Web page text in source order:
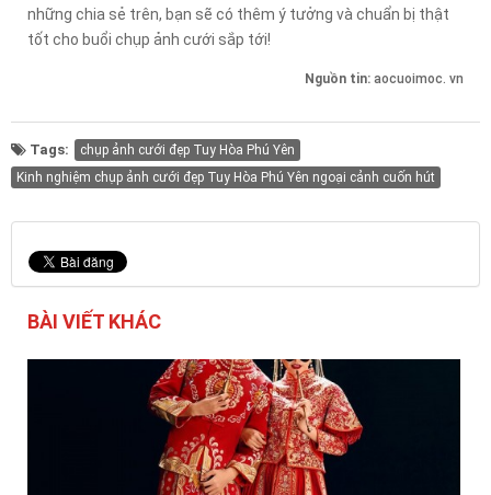
những chia sẻ trên, bạn sẽ có thêm ý tưởng và chuẩn bị thật
tốt cho buổi chụp ảnh cưới sắp tới!
Nguồn tin: aocuoimoc. vn
Tags:
chụp ảnh cưới đẹp Tuy Hòa Phú Yên
Kinh nghiệm chụp ảnh cưới đẹp Tuy Hòa Phú Yên ngoại cảnh cuốn hút
BÀI VIẾT KHÁC